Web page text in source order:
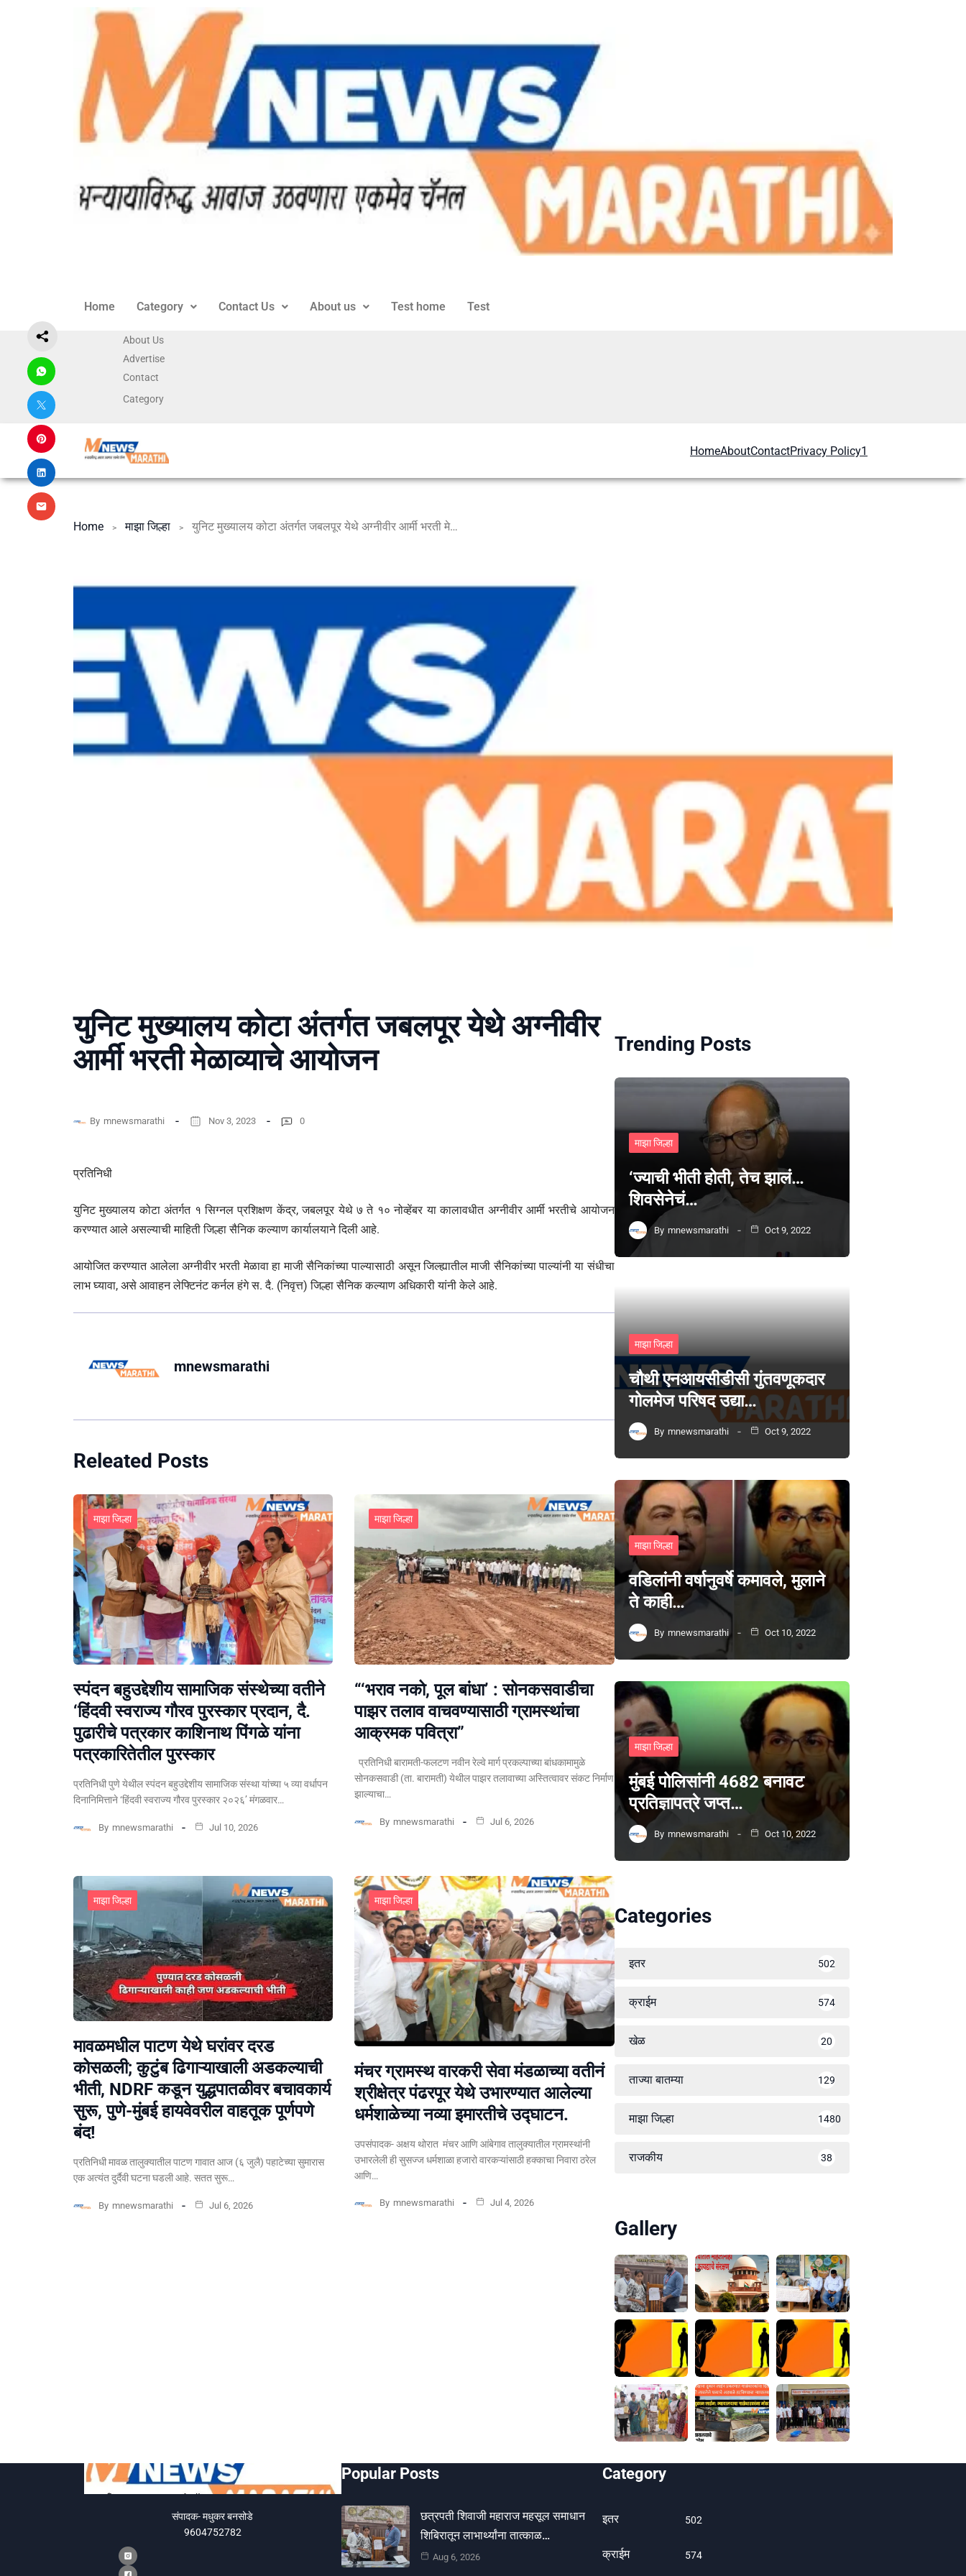
Home Category Contact Us About us Test home Test
About Us
Advertise
Contact
Category
HomeAboutContactPrivacy Policy1
Home माझा जिल्हा युनिट मुख्यालय कोटा अंतर्गत जबलपूर येथे अग्नीवीर आर्मी भरती मेळाव्याचे आयोजन
युनिट मुख्यालय कोटा अंतर्गत जबलपूर येथे अग्नीवीर
आर्मी भरती मेळाव्याचे आयोजन
By mnewsmarathi Nov 3, 2023 0
प्रतिनिधी
युनिट मुख्यालय कोटा अंतर्गत १ सिग्नल प्रशिक्षण केंद्र, जबलपूर येथे ७ ते १० नोव्हेंबर या कालावधीत अग्नीवीर आर्मी भरतीचे आयोजन
करण्यात आले असल्याची माहिती जिल्हा सैनिक कल्याण कार्यालयाने दिली आहे.
आयोजित करण्यात आलेला अग्नीवीर भरती मेळावा हा माजी सैनिकांच्या पाल्यासाठी असून जिल्ह्यातील माजी सैनिकांच्या पाल्यांनी या संधीचा
लाभ घ्यावा, असे आवाहन लेफ्टिनंट कर्नल हंगे स. दै. (निवृत्त) जिल्हा सैनिक कल्याण अधिकारी यांनी केले आहे.
mnewsmarathi
Releated Posts
माझा जिल्हा
स्पंदन बहुउद्देशीय सामाजिक संस्थेच्या वतीने
‘हिंदवी स्वराज्य गौरव पुरस्कार प्रदान, दै.
पुढारीचे पत्रकार काशिनाथ पिंगळे यांना
पत्रकारितेतील पुरस्कार
प्रतिनिधी पुणे येथील स्पंदन बहुउद्देशीय सामाजिक संस्था यांच्या ५ व्या वर्धापन
दिनानिमित्ताने ‘हिंदवी स्वराज्य गौरव पुरस्कार २०२६’ मंगळवार…
By mnewsmarathi Jul 10, 2026
माझा जिल्हा
“‘भराव नको, पूल बांधा’ : सोनकसवाडीचा
पाझर तलाव वाचवण्यासाठी ग्रामस्थांचा
आक्रमक पवित्रा”
प्रतिनिधी बारामती-फलटण नवीन रेल्वे मार्ग प्रकल्पाच्या बांधकामामुळे
सोनकसवाडी (ता. बारामती) येथील पाझर तलावाच्या अस्तित्वावर संकट निर्माण
झाल्याचा…
By mnewsmarathi Jul 6, 2026
माझा जिल्हा
मावळमधील पाटण येथे घरांवर दरड
कोसळली; कुटुंब ढिगाऱ्याखाली अडकल्याची
भीती, NDRF कडून युद्धपातळीवर बचावकार्य
सुरू, पुणे-मुंबई हायवेवरील वाहतूक पूर्णपणे
बंद!
​प्रतिनिधी मावळ तालुक्यातील पाटण गावात आज (६ जुलै) पहाटेच्या सुमारास
एक अत्यंत दुर्दैवी घटना घडली आहे. सतत सुरू…
By mnewsmarathi Jul 6, 2026
माझा जिल्हा
मंचर ग्रामस्थ वारकरी सेवा मंडळाच्या वतीनं
श्रीक्षेत्र पंढरपूर येथे उभारण्यात आलेल्या
धर्मशाळेच्या नव्या इमारतीचे उद्घाटन.
उपसंपादक- अक्षय थोरात मंचर आणि आंबेगाव तालुक्यातील ग्रामस्थांनी
उभारलेली ही सुसज्ज धर्मशाळा हजारो वारकऱ्यांसाठी हक्काचा निवारा ठरेल
आणि…
By mnewsmarathi Jul 4, 2026
Trending Posts
माझा जिल्हा
‘ज्याची भीती होती, तेच झालं…
शिवसेनेचं…
By mnewsmarathi Oct 9, 2022
माझा जिल्हा
चौथी एनआयसीडीसी गुंतवणूकदार
गोलमेज परिषद उद्या…
By mnewsmarathi Oct 9, 2022
माझा जिल्हा
वडिलांनी वर्षानुवर्षे कमावले, मुलाने
ते काही…
By mnewsmarathi Oct 10, 2022
माझा जिल्हा
मुंबई पोलिसांनी 4682 बनावट
प्रतिज्ञापत्रे जप्त…
By mnewsmarathi Oct 10, 2022
Categories
इतर 502
क्राईम 574
खेळ 20
ताज्या बातम्या 129
माझा जिल्हा 1480
राजकीय 38
Gallery
संपादक- मधुकर बनसोडे
9604752782
Popular Posts
छत्रपती शिवाजी महाराज महसूल समाधान
शिबिरातून लाभार्थ्यांना तात्काळ…
Aug 6, 2026
Category
इतर 502
क्राईम 574